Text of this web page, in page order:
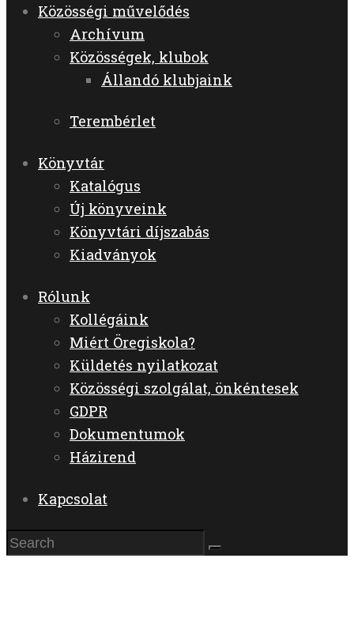
Közösségi művelődés
Archívum
Közösségek, klubok
Állandó klubjaink
Terembérlet
Könyvtár
Katalógus
Új könyveink
Könyvtári díjszabás
Kiadványok
Rólunk
Kollégáink
Miért Öregiskola?
Küldetés nyilatkozat
Közösségi szolgálat, önkéntesek
GDPR
Dokumentumok
Házirend
Kapcsolat